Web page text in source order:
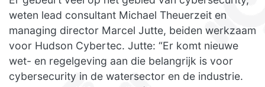
weten lead consultant Michael Theuerzeit en
managing director Marcel Jutte, beiden werkzaam
voor Hudson Cybertec. Jutte: “Er komt nieuwe
wet- en regelgeving aan die belangrijk is voor
cybersecurity in de watersector en de industrie.